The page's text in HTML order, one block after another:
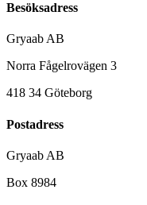
Besöksadress
Gryaab AB
Norra Fågelrovägen 3
418 34 Göteborg
Postadress
Gryaab AB
Box 8984